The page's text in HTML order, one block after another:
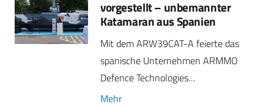
vorgestellt – unbemannter
Katamaran aus Spanien
Mit dem ARW39CAT-A feierte das
spanische Unternehmen ARMMO
Defence Technologies…
Mehr